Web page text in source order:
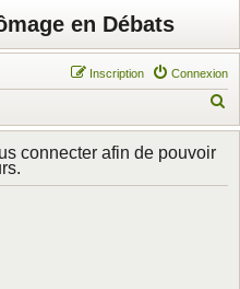
en Débats
Connexion
Inscription
e
h
connecter afin de pouvoir